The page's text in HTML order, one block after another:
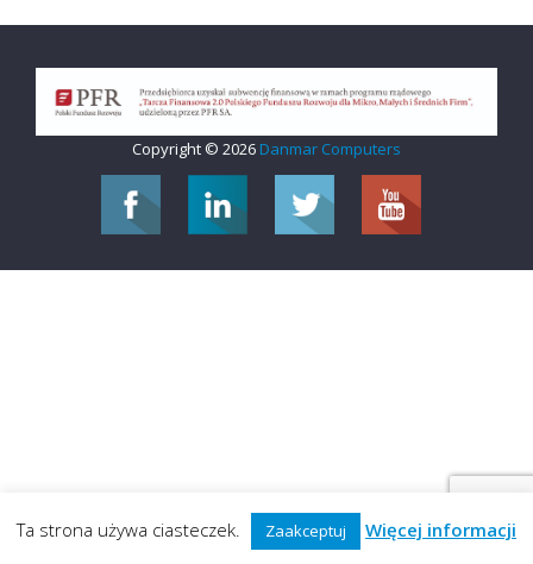
Copyright © 2026 Danmar Computers
Ta strona używa ciasteczek. Zaakceptuj Więcej informacji